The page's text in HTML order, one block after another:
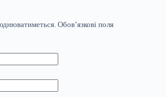
Обов’язкові поля